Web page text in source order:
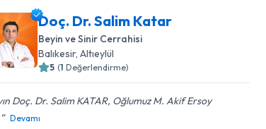
Doç. Dr. Salim Katar
Beyin ve Sinir Cerrahisi
Balıkesir,Altıeylül
5 (1 Değerlendirme)
Doç. Dr. Salim KATAR, Oğlumuz M. Akif Ersoy
Devamı